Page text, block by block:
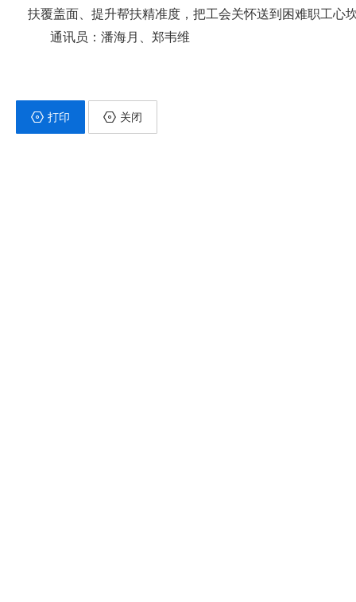
扶覆盖面、提升帮扶精准度，把工会关怀送到困难职工心
通讯员：潘海月、郑韦维
打印 关闭